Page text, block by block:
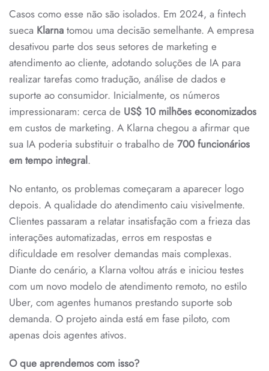
Casos como esse não são isolados. Em 2024, a fintech
sueca Klarna tomou uma decisão semelhante. A empresa
desativou parte dos seus setores de marketing e
atendimento ao cliente, adotando soluções de IA para
realizar tarefas como tradução, análise de dados e
suporte ao consumidor. Inicialmente, os números
impressionaram: cerca de US$ 10 milhões economizados
em custos de marketing. A Klarna chegou a afirmar que
sua IA poderia substituir o trabalho de 700 funcionários
em tempo integral.
No entanto, os problemas começaram a aparecer logo
depois. A qualidade do atendimento caiu visivelmente.
Clientes passaram a relatar insatisfação com a frieza das
interações automatizadas, erros em respostas e
dificuldade em resolver demandas mais complexas.
Diante do cenário, a Klarna voltou atrás e iniciou testes
com um novo modelo de atendimento remoto, no estilo
Uber, com agentes humanos prestando suporte sob
demanda. O projeto ainda está em fase piloto, com
apenas dois agentes ativos.
O que aprendemos com isso?